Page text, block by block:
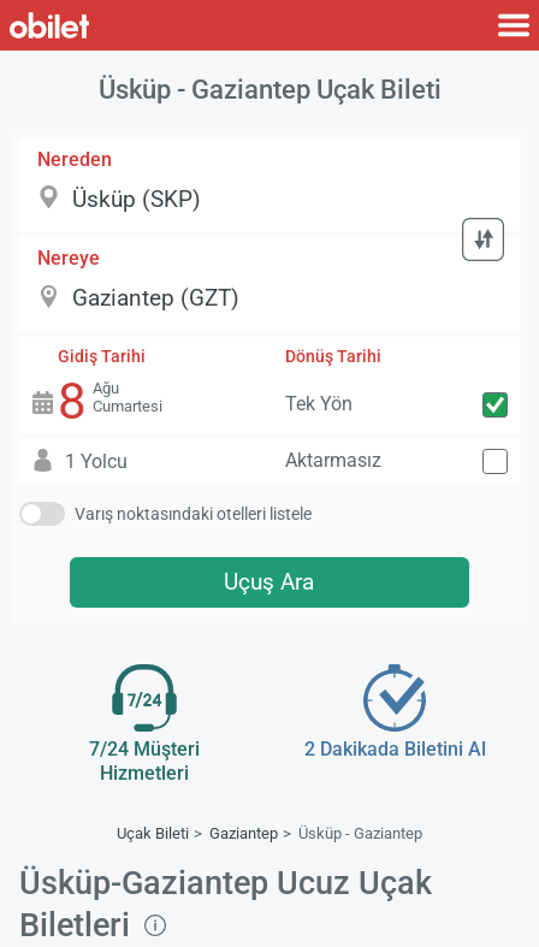
Üsküp - Gaziantep Uçak Bileti
Nereden
Nereye
Gidiş Tarihi
8 Ağu
Cumartesi
Dönüş Tarihi
Tek Yön
1 Yolcu Aktarmasız
Varış noktasındaki otelleri listele
Uçuş Ara
7/24 Müşteri
Hizmetleri
2 Dakikada Biletini Al
Uçak Bileti Gaziantep Üsküp - Gaziantep
Üsküp-Gaziantep Ucuz Uçak
Biletleri